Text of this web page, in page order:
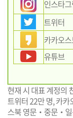
인스타
트위터
카카오
유튜브
현재 시 대표 계정의
트위터 22만 명, 카
스북 영문‧중문‧일